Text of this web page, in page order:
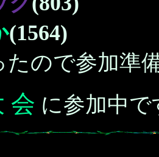
(1564)
たので参加準
会 に参加中で